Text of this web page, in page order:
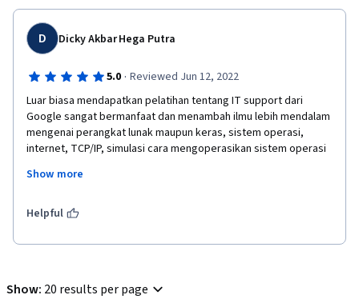
D Dicky Akbar Hega Putra
5.0 · Reviewed Jun 12, 2022
Luar biasa mendapatkan pelatihan tentang IT support dari
Google sangat bermanfaat dan menambah ilmu lebih mendalam
mengenai perangkat lunak maupun keras, sistem operasi,
internet, TCP/IP, simulasi cara mengoperasikan sistem operasi
layanan pelanggan. Semoga saya dapat kesempatan untuk
salam sukses
Show more
Helpful
Show: 20 results per page